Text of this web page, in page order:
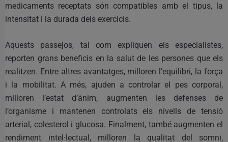
medicaments receptats són compatibles amb el tipus, la
intensitat i la durada dels exercicis.
Aquests passejos, tal com expliquen els especialistes,
reporten grans beneficis en la salut de les persones que els
realitzen. Entre altres avantatges, milloren l’equilibri, la força
i la mobilitat. A més, ajuden a controlar el pes corporal,
milloren l’estat d’ànim, augmenten les defenses de
l’organisme i mantenen controlats els nivells de tensió
arterial, colesterol i glucosa. Finalment, també augmenten el
rendiment intel·lectual, milloren la qualitat del somni,